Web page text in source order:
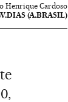
Henrique Cardoso
(A.BRASIL)